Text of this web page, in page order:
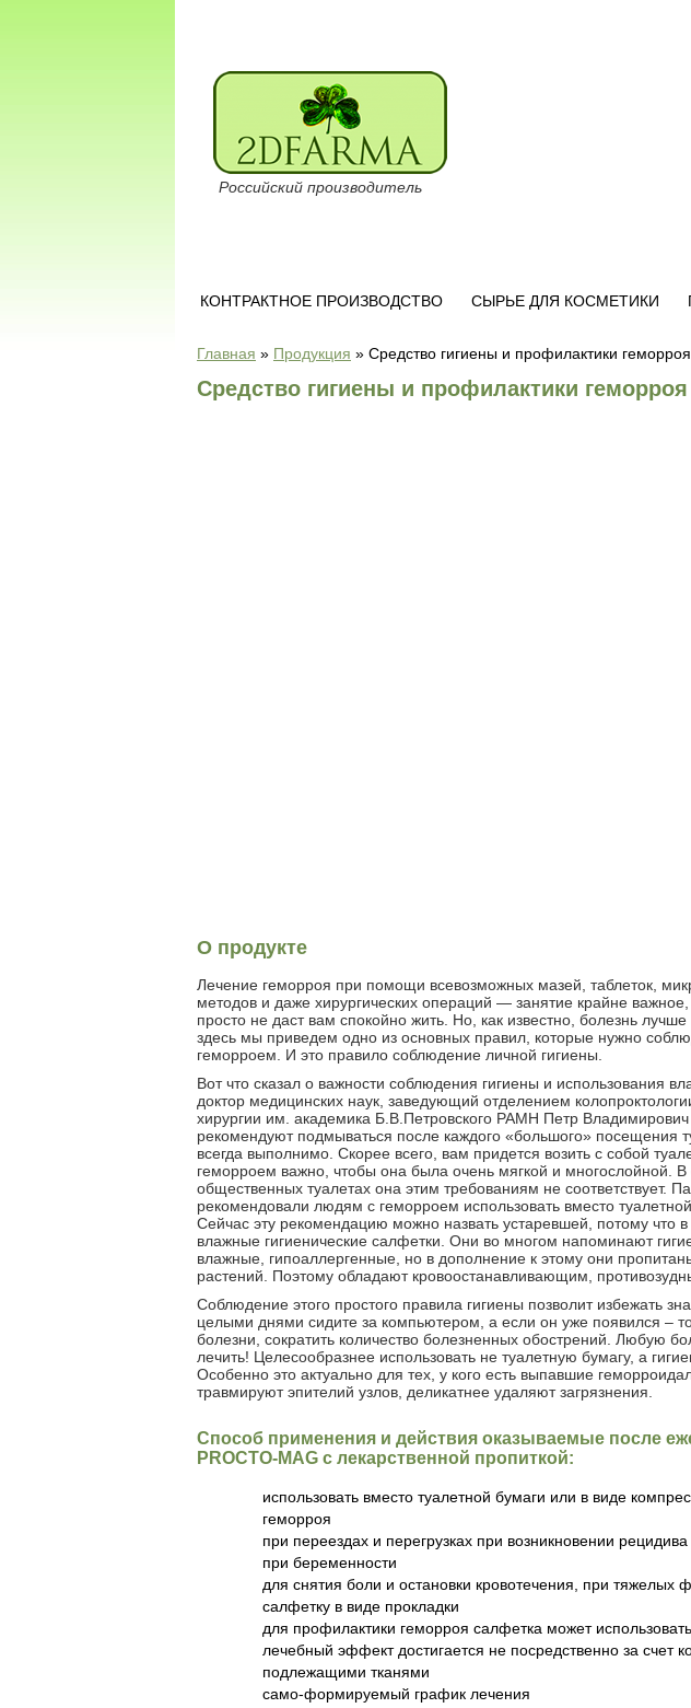
Российский производитель
КОНТРАКТНОЕ ПРОИЗВОДСТВО СЫРЬЕ ДЛЯ КОСМЕТИКИ
Главная » Продукция » Средство гигиены и профилактики геморроя
Средство гигиены и профилактики геморроя
О продукте
Лечение геморроя при помощи всевозможных мазей, таблеток,
методов и даже хирургических операций — занятие крайне
просто не даст вам спокойно жить. Но, как известно, болезнь
здесь мы приведем одно из основных правил, которые нужно
геморроем. И это правило соблюдение личной гигиены.
Вот что сказал о важности соблюдения гигиены и использования
доктор медицинских наук, заведующий отделением
хирургии им. академика Б.В.Петровского РАМН Петр
рекомендуют подмываться после каждого «большого» посещения
всегда выполнимо. Скорее всего, вам придется возить с собой
геморроем важно, чтобы она была очень мягкой и многослойной.
общественных туалетах она этим требованиям не соответствует.
рекомендовали людям с геморроем использовать вместо
Сейчас эту рекомендацию можно назвать устаревшей, потому что
влажные гигиенические салфетки. Они во многом напоминают
влажные, гипоаллергенные, но в дополнение к этому они
растений. Поэтому обладают кровоостанавливающим,
Соблюдение этого простого правила гигиены позволит избежать
целыми днями сидите за компьютером, а если он уже появился –
болезни, сократить количество болезненных обострений. Любую
лечить! Целесообразнее использовать не туалетную бумагу, а
Особенно это актуально для тех, у кого есть выпавшие
травмируют эпителий узлов, деликатнее удаляют загрязнения.
Способ применения и действия оказываемые после
PROCTO-MAG с лекарственной пропиткой:
использовать вместо туалетной бумаги или в виде
геморроя
при переездах и перегрузках при возникновении
при беременности
для снятия боли и остановки кровотечения, при тяжелых
салфетку в виде прокладки
для профилактики геморроя салфетка может
лечебный эффект достигается не посредственно за счет
подлежащими тканями
само-формируемый график лечения